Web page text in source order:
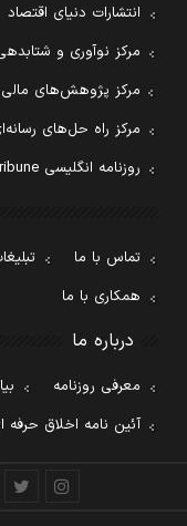
انتشارات دنیای اقتصاد
مرکز نوآوری و
مرکز پژوهش‌های مالی
مرکز راه حل‌های
روزنامه انگلیسی Financial Tribune
تماس با ما
همکاری با ما
درباره ما
معرفی روزنامه
آئین نامه اخلاق حرفه